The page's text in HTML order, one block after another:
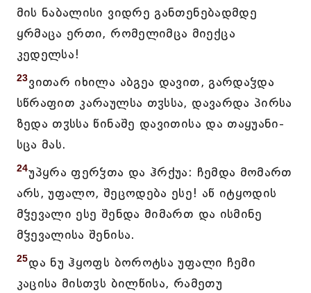
მის ნაბალისი ვიდრე განთენებადმდე
ყრმაცა ერთი, რომელიმცა მიექცა
კედელსა!
23ვითარ იხილა აბგეა დავით, გარდაჴდა
სწრაფით კარაულსა თჳსსა, დავარდა პირსა
ზედა თჳსსა წინაშე დავითისა და თაყუანი-
სცა მას.
24უპყრა ფერჴთა და ჰრქუა: ჩემდა მომართ
არს, უფალო, შეცოდება ესე! აწ იტყოდის
მჴევალი ესე შენდა მიმართ და ისმინე
მჴევალისა შენისა.
25და ნუ ჰყოფს ბოროტსა უფალი ჩემი
კაცისა მისთჳს ბილწისა, რამეთუ